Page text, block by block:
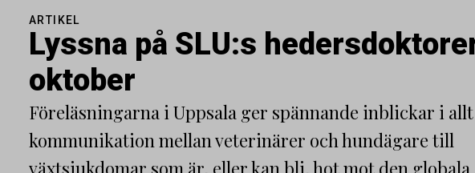
ARTIKEL
Lyssna på SLU:s
oktober
Föreläsningarna i Uppsala ger spännande inblickar i
kommunikation mellan veterinärer och hundägare till
växtsjukdomar som är, eller kan bli, hot mot den globala